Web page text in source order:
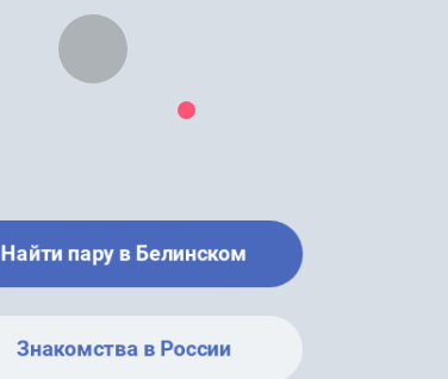
Найти пару в Белинском
Знакомства в России